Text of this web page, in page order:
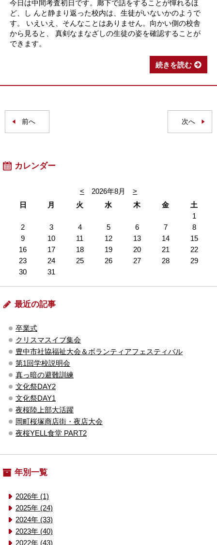
今日は中間考査初日です。廊下で話をすることが憚れるほ
ど、し んと静まり返った校内は、生徒がいないかのようで
す。 いえいえ、そんなことはありません。向かい側の校舎
から見ると、 真剣なまなざしの生徒の姿を確認することが
できます。
続きを読む
前へ 次へ
カレンダー
< 2026年8月
>
日
月 火 水 木 金
土
1
2
3 4 5 6 7
8
9
10 11 12 13 14
15
16
17 18 19 20 21
22
23
24 25 26 27 28
29
30
31
最近の記事
卒業式
クリスマスイブ集会
豊中市社協福祉大会＆ボランティアフェスティバル
第1回学校説明会
真っ暗の避難訓練
文化祭DAY2
文化祭DAY1
夜桜陸上部大活躍
岡町桜塚商店街・夜店大会
夜桜YELL食堂 PART2
年別一覧
2026年 (1)
2025年 (24)
2024年 (33)
2023年 (40)
2022年 (43)